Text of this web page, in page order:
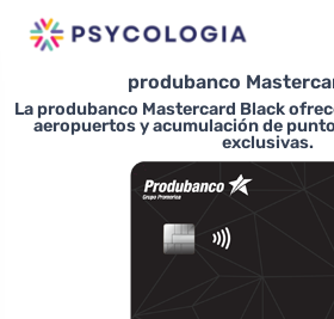
produbanco
La produbanco Mastercard Black
aeropuertos y acumulación de
exclusivas.